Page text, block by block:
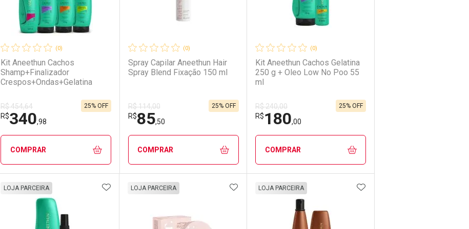
(0)
Kit Aneethun Cachos
Shamp+Finalizador
Crespos+Ondas+Gelatina
R$ 454,64
R$340,98
25% OFF
COMPRAR
FECHAR
Laboratório
FECHAR
Por Menos
(0)
Spray Capilar Aneethun Hair
Spray Blend Fixação 150 ml
R$ 114,00
R$85,50
25% OFF
COMPRAR
FECHAR
Laboratório
FECHAR
Por Menos
(0)
Kit Aneethun Cachos Gelatina
250 g + Oleo Low No Poo 55
ml
R$ 240,00
R$180,00
25% OFF
COMPRAR
FECHAR
Laboratório
FECHAR
Por Menos
LOJA PARCEIRA ADICIONAR AOS FAVORITOS
LOJA PARCEIRA ADICIONAR AOS FAVORITOS
LOJA PARCEIRA ADICIONAR AOS